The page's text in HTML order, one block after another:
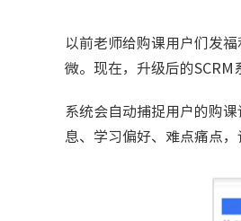
以前老师给购课用户们发
微。现在，升级后的SCRM
系统会自动捕捉用户的购
息、学习偏好、难点痛点